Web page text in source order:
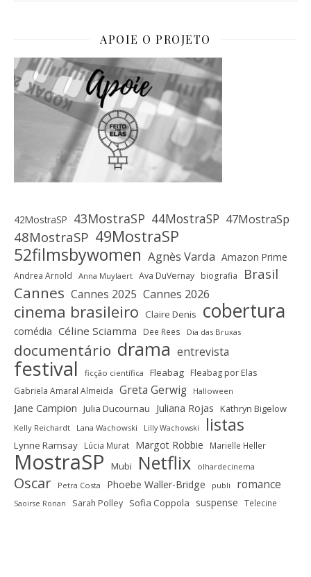
APOIE O PROJETO
42MostraSP 43MostraSP 44MostraSP 47MostraSp
48MostraSP 49MostraSP
52filmsbywomen Agnès Varda Amazon Prime
Andrea Arnold Anna Muylaert Ava DuVernay biografia Brasil
Cannes Cannes 2025 Cannes 2026
cinema brasileiro Claire Denis cobertura
comédia Céline Sciamma Dee Rees Dia das Bruxas
documentário drama entrevista
festival ficção científica Fleabag Fleabag por Elas
Gabriela Amaral Almeida Greta Gerwig Halloween
Jane Campion Julia Ducournau Juliana Rojas Kathryn Bigelow
Kelly Reichardt Lana Wachowski Lilly Wachowski listas
Lynne Ramsay Lúcia Murat Margot Robbie Marielle Heller
MostraSP Mubi Netflix olhardecinema
Oscar Petra Costa Phoebe Waller-Bridge publi romance
Saoirse Ronan Sarah Polley Sofia Coppola suspense Telecine